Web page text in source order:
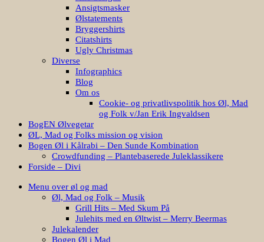
Ansigtsmasker
Ølstatements
Bryggershirts
Citatshirts
Ugly Christmas
Diverse
Infographics
Blog
Om os
Cookie- og privatlivspolitik hos Øl, Mad
og Folk v/Jan Erik Ingvaldsen
BogEN Ølvegetar
ØL, Mad og Folks mission og vision
Bogen Øl i Kålrabi – Den Sunde Kombination
Crowdfunding – Plantebaserede Juleklassikere
Forside – Divi
Menu over øl og mad
Øl, Mad og Folk – Musik
Grill Hits – Med Skum På
Julehits med en Øltwist – Merry Beermas
Julekalender
Bogen Øl i Mad